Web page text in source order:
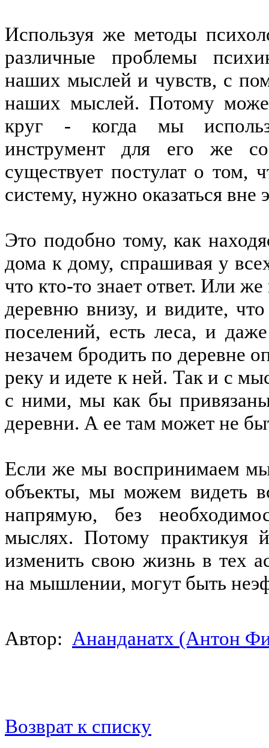
Используя же методы
различные проблемы
наших мыслей и чувств, с
наших мыслей. Потому
круг - когда мы
инструмент для его же
существует постулат о том,
систему, нужно оказаться
Это подобно тому, как
дома к дому, спрашивая у
что кто-то знает ответ. Или
деревню внизу, и видите,
поселений, есть леса, и
незачем бродить по деревне
реку и идете к ней. Так и с
с ними, мы как бы
деревни. А ее там может не
Если же мы воспринимаем
объекты, мы можем видеть
напрямую, без
мыслях. Потому практикуя
изменить свою жизнь в тех
на мышлении, могут быть
Автор: Ананданатх (Антон
Возврат к списку